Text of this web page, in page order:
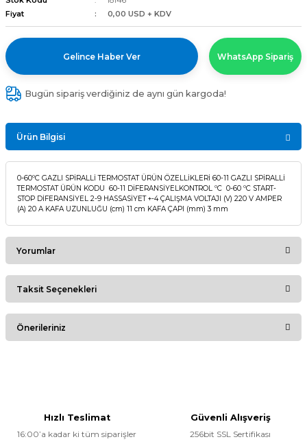
FANLAR
Fiyat
0,00 USD + KDV
Gelince Haber Ver WhatsApp Sipariş
Bugün sipariş verdiğiniz de aynı gün kargoda!
Ürün Bilgisi
0-60ºC GAZLI SPİRALLİ TERMOSTAT ÜRÜN ÖZELLİKLERİ 60-11 GAZLI SPİRALLİ
TERMOSTAT ÜRÜN KODU 60-11 DİFERANSİYELKONTROL ºC 0-60 ºC START-
STOP DİFERANSİYEL 2-9 HASSASİYET +-4 ÇALIŞMA VOLTAJI (V) 220 V AMPER
(A) 20 A KAFA UZUNLUĞU (cm) 11 cm KAFA ÇAPI (mm) 3 mm
Yorumlar
Bu ürüne ilk yorumu siz yapın!
Taksit Seçenekleri
Önerileriniz
Hızlı Teslimat
16:00’a kadar ki tüm siparişler
Güvenli Alışveriş
256bit SSL Sertifikası